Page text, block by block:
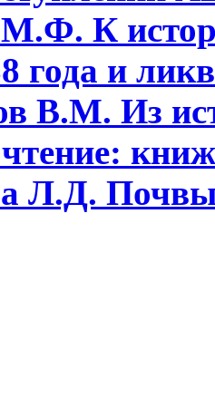
К
года и
В.М. Из
чтение:
Л.Д. Почвы